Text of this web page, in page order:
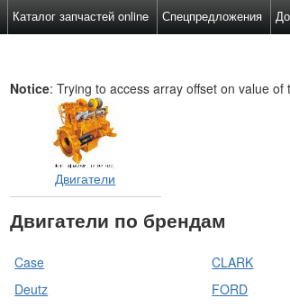
Каталог запчастей online Спецпредложения
Notice: Trying to access array offset on value
Двигатели
Двигатели по брендам
Case CLARK
Deutz
FORD